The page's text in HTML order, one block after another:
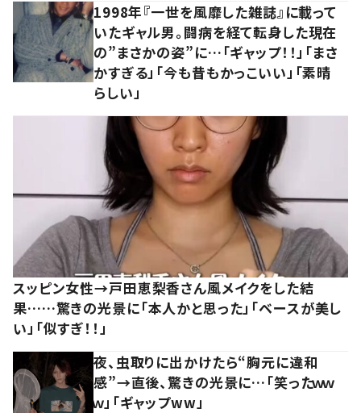
1998年『一世を風靡した雑誌』に載って
いたギャル男。闘病を経て転身した現在
の”まさかの姿”に…「ギャップ！！」「まさ
かすぎる」「今も昔もかっこいい」「素晴
らしい」
スッピン女性→戸田恵梨香さん風メイクをした結
果……驚きの光景に「本人かと思った」「ベースが美し
い」「似すぎ！！」
夜、虫取りに出かけたら“胸元に違和
感”→直後、驚きの光景に…「笑ったｗｗ
ｗ」「ギャップww」